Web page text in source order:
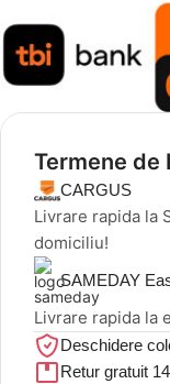
Termene de
CARGUS
Livrare rapida la
domiciliu!
SAMEDAY
Livrare rapida la
Deschidere
Retur gratuit